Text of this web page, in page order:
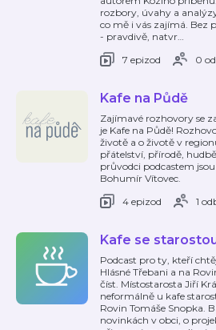
rozbory, úvahy a
co mě i vás zajímá. Bez
- pravdivě, natvr…
7 epizod
0
Kafe na Půdě
Zajímavé rozhovory se
je Kafe na Půdě!
životě a o životě v
přátelství, přírodě,
průvodci podcastem
Bohumír Vítovec.
4 epizod
1
Kafe se
Podcast pro ty, kteří
Hlásné Třebani a na
číst. Místostarosta Jiří
neformálně u kafe
Rovin Tomáše Snopka.
novinkách v obci, o